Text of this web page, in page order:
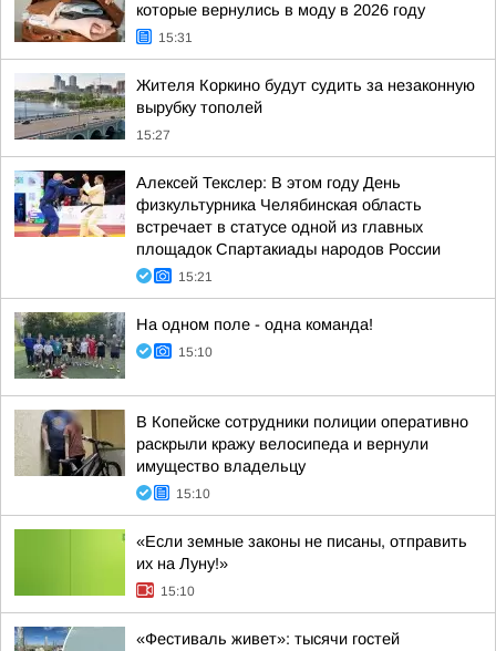
которые вернулись в моду в 2026 году
15:31
Жителя Коркино будут судить за незаконную
вырубку тополей
15:27
Алексей Текслер: В этом году День
физкультурника Челябинская область
встречает в статусе одной из главных
площадок Спартакиады народов России
15:21
На одном поле - одна команда!
15:10
В Копейске сотрудники полиции оперативно
раскрыли кражу велосипеда и вернули
имущество владельцу
15:10
«Если земные законы не писаны, отправить
их на Луну!»
15:10
«Фестиваль живет»: тысячи гостей